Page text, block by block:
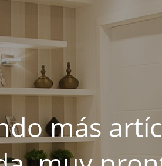
más